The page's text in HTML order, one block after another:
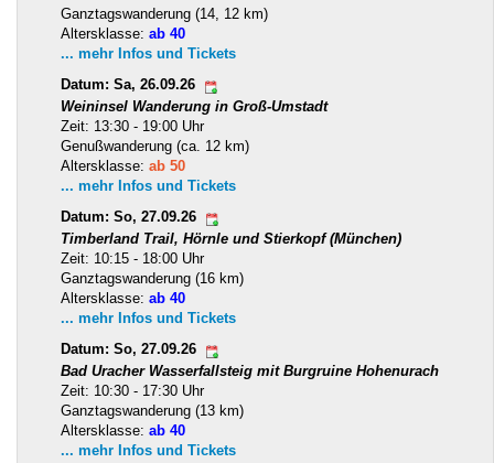
Ganztagswanderung (14, 12 km)
Altersklasse: ab 40
... mehr Infos und Tickets
Datum: Sa, 26.09.26
Weininsel Wanderung in Groß-Umstadt
Zeit: 13:30 - 19:00 Uhr
Genußwanderung (ca. 12 km)
Altersklasse: ab 50
... mehr Infos und Tickets
Datum: So, 27.09.26
Timberland Trail, Hörnle und Stierkopf (München)
Zeit: 10:15 - 18:00 Uhr
Ganztagswanderung (16 km)
Altersklasse: ab 40
... mehr Infos und Tickets
Datum: So, 27.09.26
Bad Uracher Wasserfallsteig mit Burgruine Hohenurach
Zeit: 10:30 - 17:30 Uhr
Ganztagswanderung (13 km)
Altersklasse: ab 40
... mehr Infos und Tickets